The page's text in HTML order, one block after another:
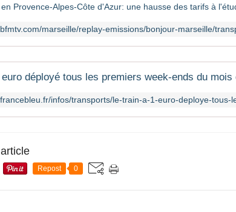
déployé tous les premiers week-ends du mois
Repost 0